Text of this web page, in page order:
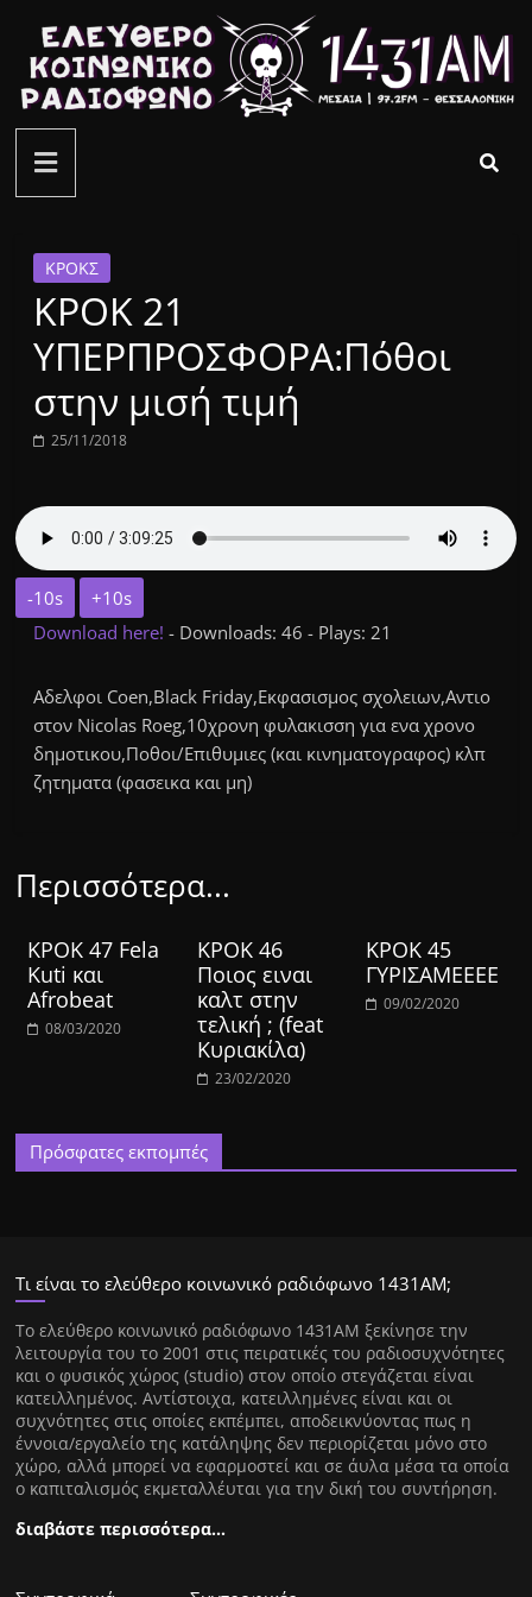
περιεχόμενο
ελεύθερο
κοινωνικό
ραδιόφωνο
1431AM
ΚΡΟΚΣ
ΚΡΟΚ 21
ΥΠΕΡΠΡΟΣΦΟΡΑ:Πόθοι
στην μισή τιμή
25/11/2018
-10s
+10s
Download here!- Downloads: 46 - Plays: 21
Αδελφοι Coen,Black Friday,Eκφασισμος σχολειων,Αντιο
στον Nicolas Roeg,10χρονη φυλακισση για ενα χρονο
δημοτικου,Ποθοι/Επιθυμιες (και κινηματογραφος) κλπ
ζητηματα (φασεικα και μη)
Περισσότερα...
ΚΡΟΚ 47 Fela
Kuti και
Afrobeat
08/03/2020
ΚΡΟΚ 46
Ποιος ειναι
καλτ στην
τελική ; (feat
Κυριακίλα)
23/02/2020
ΚΡΟΚ 45
ΓΥΡΙΣΑΜΕΕΕΕ
09/02/2020
Πρόσφατες εκπομπές
Τι είναι το ελεύθερο κοινωνικό ραδιόφωνο 1431ΑΜ;
Tο ελεύθερο κοινωνικό ραδιόφωνο 1431AM ξεκίνησε την
λειτουργία του το 2001 στις πειρατικές του ραδιοσυχνότητες
και ο φυσικός χώρος (studio) στον οποίο στεγάζεται είναι
κατειλλημένος. Αντίστοιχα, κατειλλημένες είναι και οι
συχνότητες στις οποίες εκπέμπει, αποδεικνύοντας πως η
έννοια/εργαλείο της κατάληψης δεν περιορίζεται μόνο στο
χώρο, αλλά μπορεί να εφαρμοστεί και σε άυλα μέσα τα οποία
ο καπιταλισμός εκμεταλλέυται για την δική του συντήρηση.
διαβάστε περισσότερα…